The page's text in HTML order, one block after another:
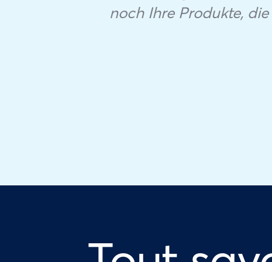
noch Ihre Produkte,